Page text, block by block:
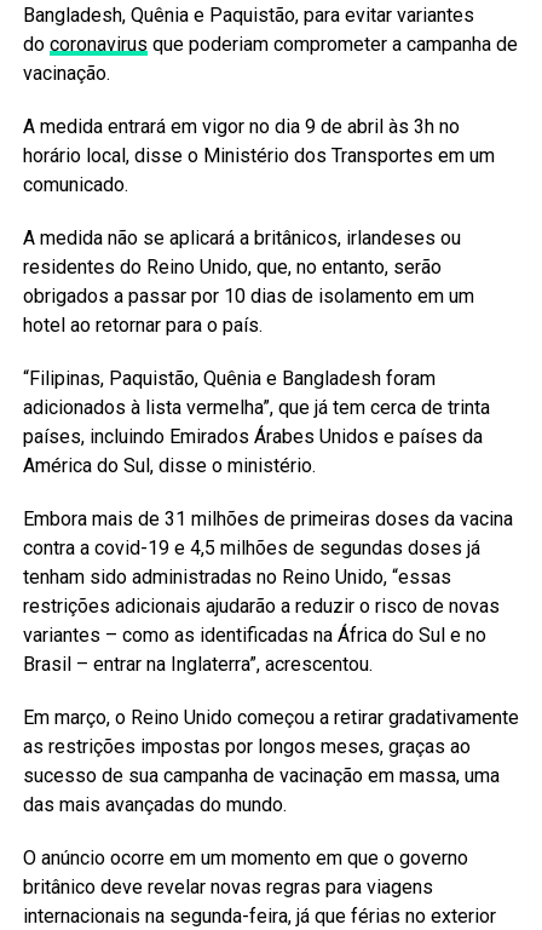
Bangladesh, Quênia e Paquistão, para evitar variantes
do coronavirus que poderiam comprometer a campanha de
vacinação.
A medida entrará em vigor no dia 9 de abril às 3h no
horário local, disse o Ministério dos Transportes em um
comunicado.
A medida não se aplicará a britânicos, irlandeses ou
residentes do Reino Unido, que, no entanto, serão
obrigados a passar por 10 dias de isolamento em um
hotel ao retornar para o país.
“Filipinas, Paquistão, Quênia e Bangladesh foram
adicionados à lista vermelha”, que já tem cerca de trinta
países, incluindo Emirados Árabes Unidos e países da
América do Sul, disse o ministério.
Embora mais de 31 milhões de primeiras doses da vacina
contra a covid-19 e 4,5 milhões de segundas doses já
tenham sido administradas no Reino Unido, “essas
restrições adicionais ajudarão a reduzir o risco de novas
variantes – como as identificadas na África do Sul e no
Brasil – entrar na Inglaterra”, acrescentou.
Em março, o Reino Unido começou a retirar gradativamente
as restrições impostas por longos meses, graças ao
sucesso de sua campanha de vacinação em massa, uma
das mais avançadas do mundo.
O anúncio ocorre em um momento em que o governo
britânico deve revelar novas regras para viagens
internacionais na segunda-feira, já que férias no exterior